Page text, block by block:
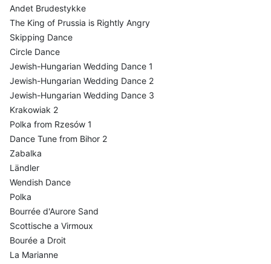
Andet Brudestykke
The King of Prussia is Rightly Angry
Skipping Dance
Circle Dance
Jewish-Hungarian Wedding Dance 1
Jewish-Hungarian Wedding Dance 2
Jewish-Hungarian Wedding Dance 3
Krakowiak 2
Polka from Rzesów 1
Dance Tune from Bihor 2
Zabalka
Ländler
Wendish Dance
Polka
Bourrée d'Aurore Sand
Scottische a Virmoux
Bourée a Droit
La Marianne